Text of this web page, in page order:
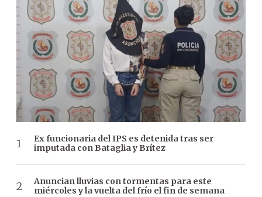
Ex funcionaria del IPS es detenida tras ser
imputada con Bataglia y Brítez
Anuncian lluvias con tormentas para este
miércoles y la vuelta del frío el fin de semana